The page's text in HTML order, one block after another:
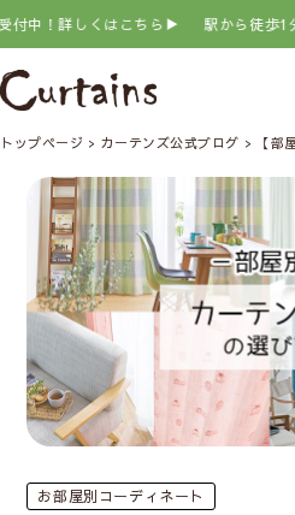
しくはこちら▶ 駅から徒歩1分！東
トップページ カーテンズ公式ブログ 【部
お部屋別コーディネート